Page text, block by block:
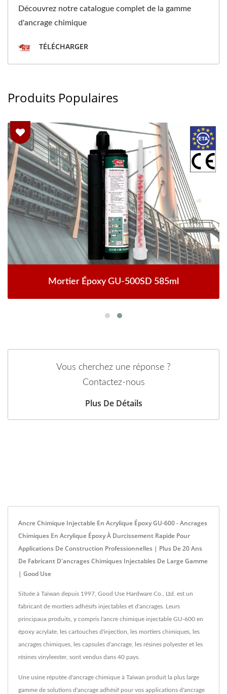
Découvrez notre catalogue complet de la gamme
d'ancrage chimique
TÉLÉCHARGER
Produits Populaires
Mortier Époxy GU-500SD 585ml
Vous cherchez une réponse ?
Contactez-nous
Plus De Détails
Ancre Chimique Injectable En Acrylique Époxy GU-600 - Ancrages
Chimiques En Acrylique Époxy À Durcissement Rapide Pour
Applications De Construction Professionnelles | Plus De 20 Ans
De Fabricant D'ancrages Chimiques Injectables De Large Gamme
| Good Use
Située à Taïwan depuis 1997, Good Use Hardware Co., Ltd. est un
fabricant de mortiers adhésifs injectables et d'ancrages. Leurs
principaux produits, y compris l'ancre chimique injectable GU-600 en
époxy acrylate, les cartouches d'injection, les mortiers chimiques, les
ancrages chimiques, les capsules d'ancrage, les résines polyester et les
résines vinyleester, sont vendus dans 40 pays.
Une usine réputée d'ancrage chimique à Taïwan produit la plus large
gamme de solutions d'ancrage adhésif pour vos applications d'ancrage